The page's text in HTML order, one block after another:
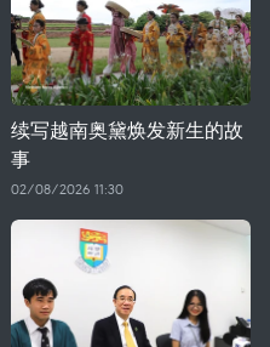
续写越南奥黛焕发新生的故
事
02/08/2026 11:30